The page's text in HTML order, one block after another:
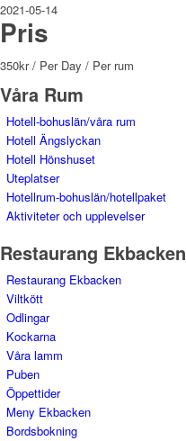
2021-05-14
Pris
350kr/ Per Day / Per rum
Våra Rum
Hotell-bohuslän/våra rum
Hotell Ängslyckan
Hotell Hönshuset
Uteplatser
Hotellrum-bohuslän/hotellpaket
Aktiviteter och upplevelser
Restaurang Ekbacken
Restaurang Ekbacken
Viltkött
Odlingar
Kockarna
Våra lamm
Puben
Öppettider
Meny Ekbacken
Bordsbokning